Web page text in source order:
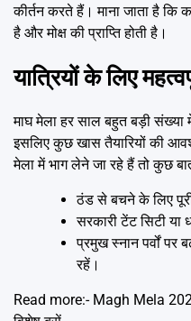
कीर्तन करते हैं। माना जाता है कि
है और मोक्ष की प्राप्ति होती है।
यात्रियों के लिए
माघ मेला हर साल बहुत बड़ी
इसलिए कुछ खास तैयारियों की
मेला में भाग लेने जा रहे हैं तो कुछ
ठंड से बचने के लिए
सरकारी टेंट सिटी या
प्रमुख स्नान पर्वों पर
रहें।
Read more:- Magh Mela